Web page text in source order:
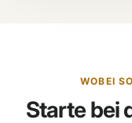
WOBEI
Starte bei